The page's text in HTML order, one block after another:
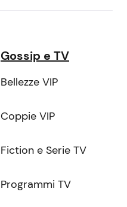
Gossip e TV
Bellezze VIP
Coppie VIP
Fiction e Serie TV
Programmi TV